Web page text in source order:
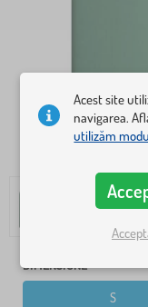
DIMENSIUNE
S
Acest site
navigarea.
utilizăm